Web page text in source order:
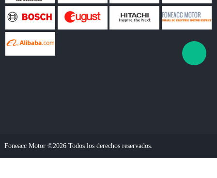
Foneacc Motor ©2026 Todos los derechos reservados.